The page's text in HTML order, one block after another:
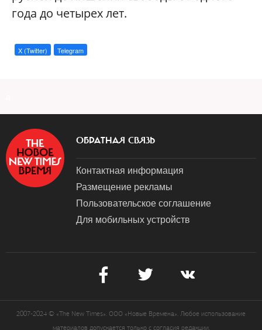
года до четырех лет.
X (Twitter) Telegram
ОБРАТНАЯ СВЯЗЬ
Контактная информация
Размещение рекламы
Пользовательское соглашение
Для мобильных устройств
2007-2024 © «The New Times». ООО «Новые Времена». Любое использование
материалов допускается только с согласия редакции.